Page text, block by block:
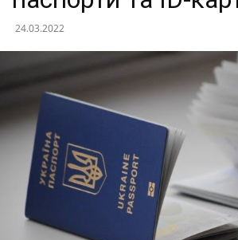
24.03.2022